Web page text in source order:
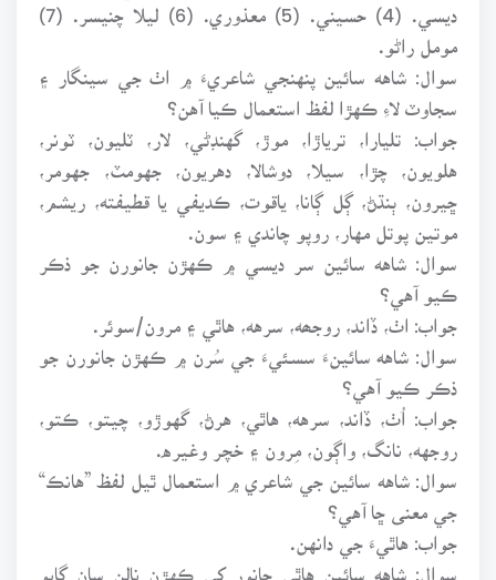
ديسي. (4) حسيني. (5) معذوري. (6) ليلا چنيسر. (7)
مومل راڻو.
سوال: شاهه سائين پنهنجي شاعريءَ ۾ اٺ جي سينگار ۽
سجاوٽ لاءِ ڪهڙا لفظ استعمال ڪيا آهن؟
جواب: تليارا، ترياڙا، موڙ، گهنڊڻي، لار، ٽليون، ٽونر،
هلويون، چڙا، سيلا، دوشالا، دهريون، جهومٽ، جهومر،
ڇيرون، ٻنڌڻ، ڳل ڳانا، ياقوت، ڪديفي يا قطيفته، ريشم،
موتين پوتل مهار، روپو چاندي ۽ سون.
سوال: شاهه سائين سر ديسي ۾ ڪهڙن جانورن جو ذڪر
ڪيو آهي؟
جواب: اٺ، ڏاند، روجھه، سرهه، هاٿي ۽ مرون/سوئر.
سوال: شاهه سائينءَ سسئيءَ جي سُرن ۾ ڪهڙن جانورن جو
ذڪر ڪيو آهي؟
جواب: اُٺ، ڏاند، سرهه، هاٿي، هرڻ، گهوڙو، چيتو، ڪتو،
روجهه، نانگ، واڳون، مِرون ۽ خچر وغيره.
سوال: شاهه سائين جي شاعري ۾ استعمال ٿيل لفظ ”هانڪ“
جي معنى ڇا آهي؟
جواب: هاٿيءَ جي دانهن.
سوال: شاهه سائين هاٿي جانور کي ڪهڙن نالن سان ڳايو